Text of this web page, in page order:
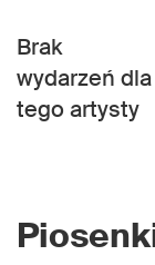
Brak
wydarzeń dla
tego artysty